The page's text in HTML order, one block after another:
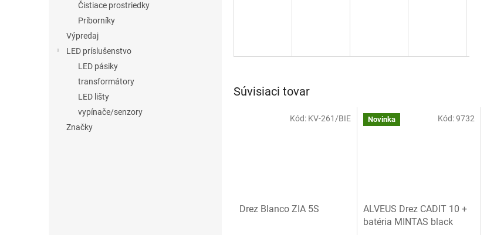
Čistiace prostriedky
Príborníky
Výpredaj
LED príslušenstvo
LED pásiky
transformátory
LED lišty
vypínače/senzory
Značky
Súvisiaci tovar
Drez Blanco ZIA 5S
Kód: KV-261/BIE Novinka
ALVEUS Drez CADIT 10 +
batéria MINTAS black
Kód:9732